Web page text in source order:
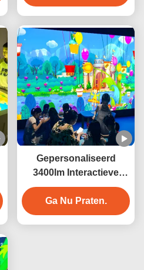
Gepersonaliseerd
3400lm Interactieve
Projector Game System
Magic Painting For Kids
Ga Nu Praten.